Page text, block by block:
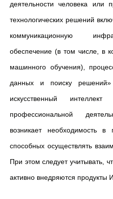
деятельности человека или
технологических решений
коммуникационную
обеспечение (в том числе, в
машинного обучения),
данных и поиску
искусственный интеллект
профессиональной
возникает необходимость в
способных осуществлять
При этом следует учитывать,
активно внедряются продукты